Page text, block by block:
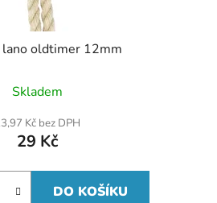
lano oldtimer 12mm
Skladem
Kč bez DPH
29 Kč
DO KOŠÍKU